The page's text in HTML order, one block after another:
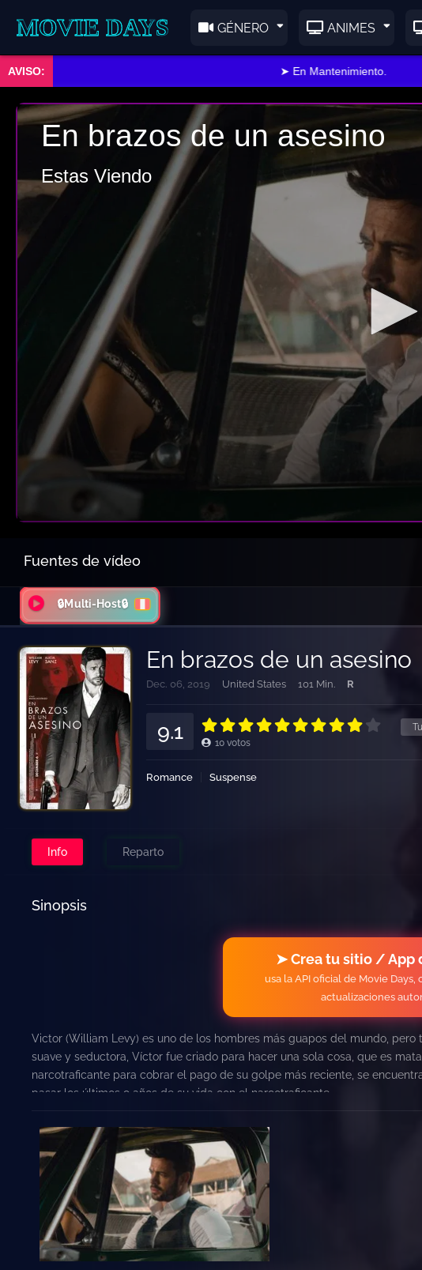
DAYS GÉNERO ANIMES
➤ En Mantenimiento.
Fuentes de vídeo
🔒Multi-Host🔒
En brazos de un asesino
Dec. 06, 2019 United States 101 Min. R
9.1 10 votos
Romance Suspense
Info Reparto
Sinopsis
➤ Crea tu sitio / App
usa la API oficial de Movie Days,
actualizaciones
Victor (William Levy) es uno de los hombres más guapos del mundo, pero
suave y seductora, Víctor fue criado para hacer una sola cosa, que es
narcotraficante para cobrar el pago de su golpe más reciente, se
pasar los últimos 9 años de su vida con el narcotraficante.